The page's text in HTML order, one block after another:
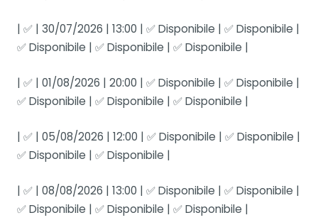
| ✅ | 30/07/2026 | 13:00 | ✅ Disponibile | ✅ Disponibile |
✅ Disponibile | ✅ Disponibile | ✅ Disponibile |
| ✅ | 01/08/2026 | 20:00 | ✅ Disponibile | ✅ Disponibile |
✅ Disponibile | ✅ Disponibile | ✅ Disponibile |
| ✅ | 05/08/2026 | 12:00 | ✅ Disponibile | ✅ Disponibile |
✅ Disponibile | ✅ Disponibile |
| ✅ | 08/08/2026 | 13:00 | ✅ Disponibile | ✅ Disponibile |
✅ Disponibile | ✅ Disponibile | ✅ Disponibile |